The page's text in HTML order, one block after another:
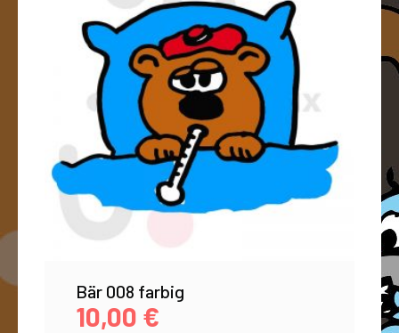
Bär 008 farbig
10,00 €